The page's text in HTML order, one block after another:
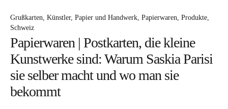
Bücher
Papierwaren
Stifte & Zubehör
Schreiben & Reisen
Grußkarten Künstler Papier und Handwerk Papierwaren Produkte
Schweiz
Papierwaren | Postkarten, die kleine
Kunstwerke sind: Warum Saskia Parisi
sie selber macht und wo man sie
bekommt